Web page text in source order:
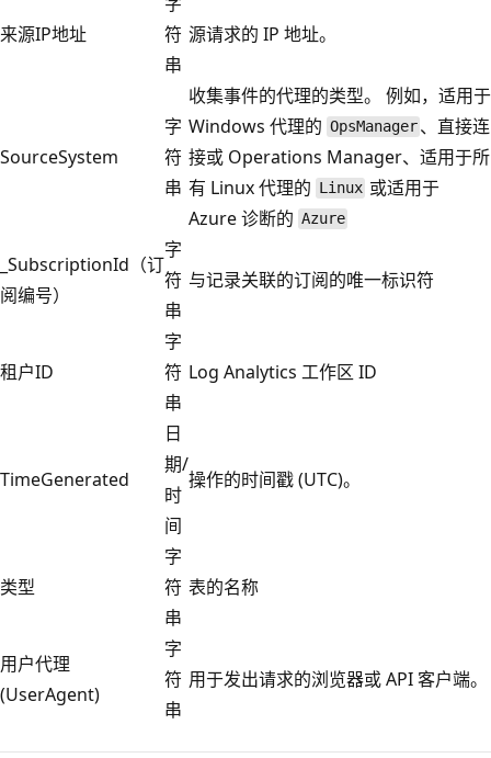
来源IP地址
符
串
源请求的 IP 地址。
SourceSystem
字
符
串
收集事件的代理的类型。 例如，适用于
Windows 代理的 OpsManager 、直接连
接或 Operations Manager、适用于所
有 Linux 代理的 Linux 或适用于
Azure 诊断的 Azure
_SubscriptionId（订
阅编号）
字
符
串
与记录关联的订阅的唯一标识符
租户ID
字
符
串
Log Analytics 工作区 ID
TimeGenerated
日
期/
时
间
操作的时间戳 (UTC)。
类型
字
符
串
表的名称
用户代理
(UserAgent)
字
符
串
用于发出请求的浏览器或 API 客户端。